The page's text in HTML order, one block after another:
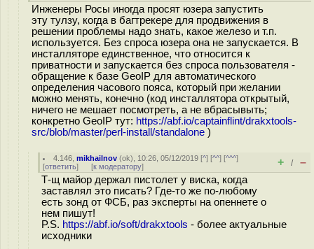
Инженеры Росы иногда просят юзера запустить
эту тулзу, когда в багтрекере для продвижения в
решении проблемы надо знать, какое железо и т.п.
используется. Без спроса юзера она не запускается. В
инсталляторе единственное, что относится к
приватности и запускается без спроса пользователя -
обращение к базе GeoIP для автоматического
определения часового пояса, который при желании
можно менять, конечно (код инсталлятора открытый,
ничего не мешает посмотреть, а не вбрасывыть;
конкретно GeoIP тут: https://abf.io/captainflint/drakxtools-
src/blob/master/perl-install/standalone )
4.146 ,mikhailnov (ok), 10:26, 05/12/2019 [^] [^^] [^^^]
[ответить] [к модератору] + / –
Т-щ майор держал пистолет у виска, когда
заставлял это писать? Где-то же по-любому
есть зонд от ФСБ, раз эксперты на опеннете о
нем пишут!
P.S. https://abf.io/soft/drakxtools - более актуальные
исходники